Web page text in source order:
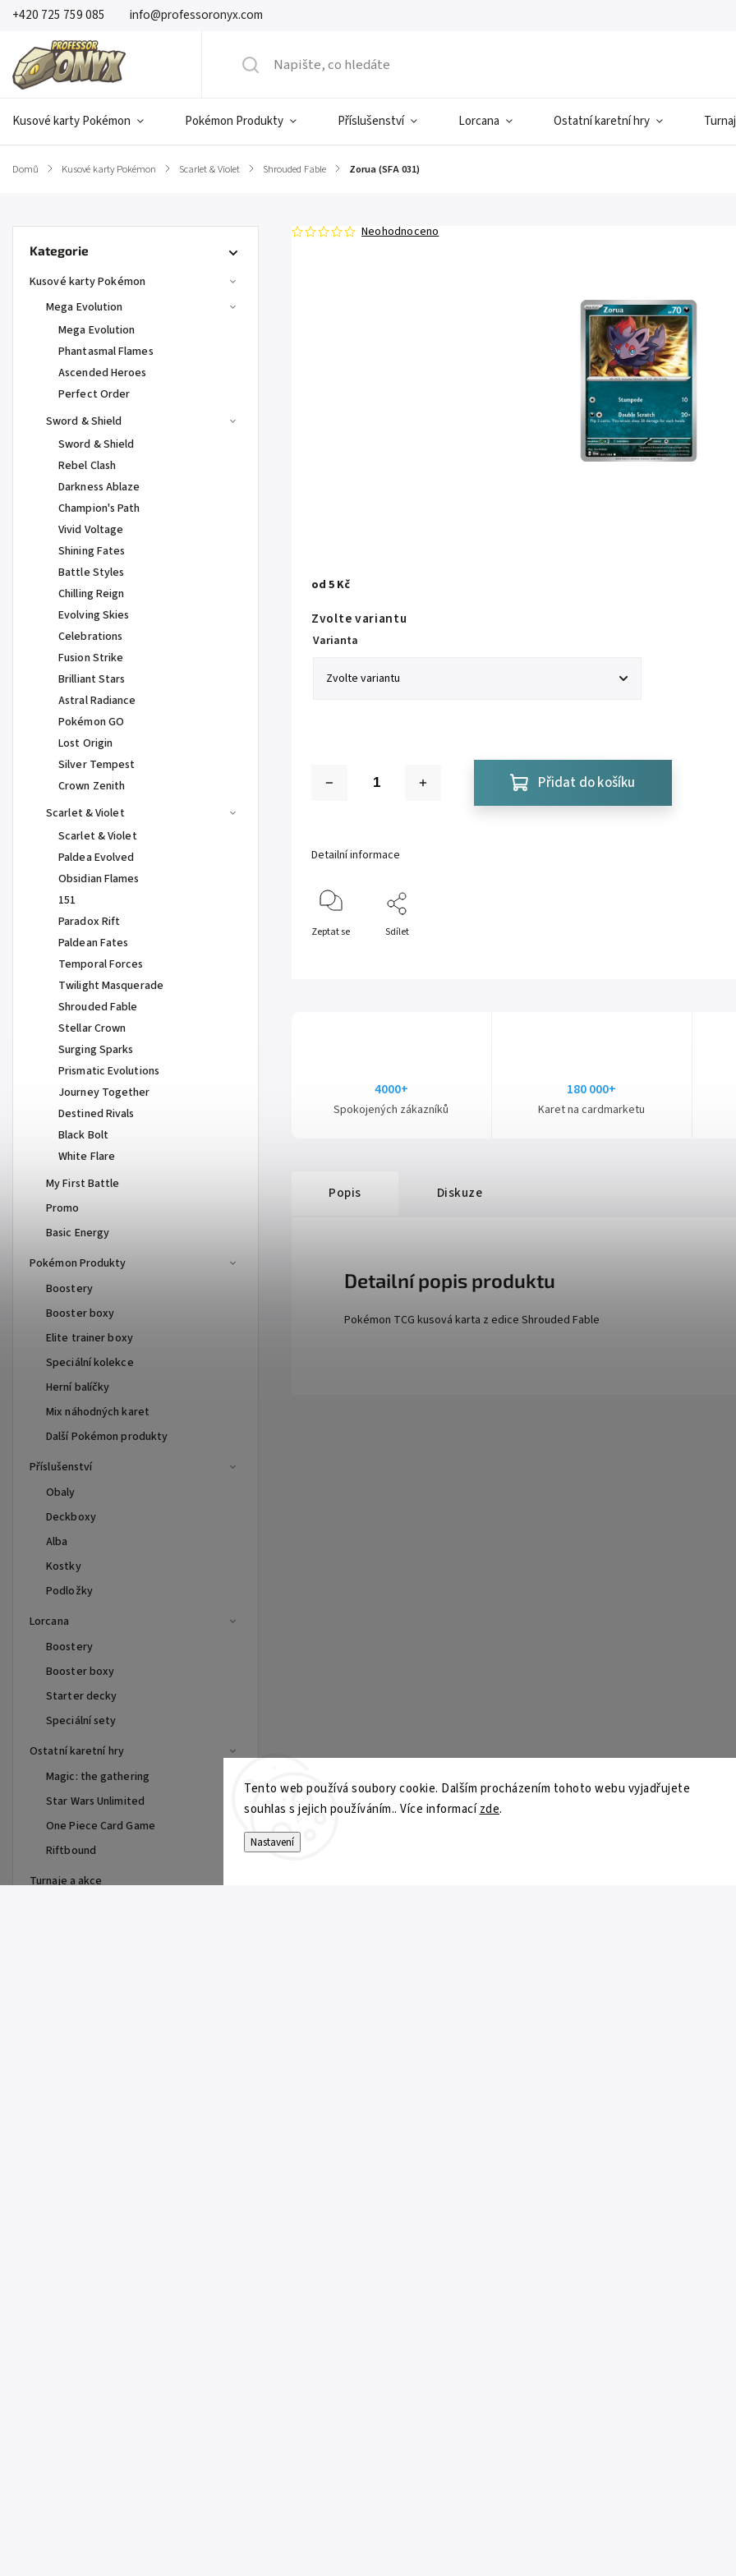
Tento web používá soubory cookie. Dalším procházením tohoto webu vyjadřujete
souhlas s jejich používáním.. Více informacízde.
Nastavení
+420 725 759 085 info@professoronyx.com
Kusové karty Pokémon Pokémon Produkty Příslušenství Lorcana Ostatní karetní hry
Domů / Kusové karty Pokémon / Scarlet & Violet / Shrouded Fable / Zorua (SFA 031)
Kategorie
Kusové karty Pokémon
Mega Evolution
Mega Evolution
Phantasmal Flames
Ascended Heroes
Perfect Order
Sword & Shield
Sword & Shield
Rebel Clash
Darkness Ablaze
Champion's Path
Vivid Voltage
Shining Fates
Battle Styles
Chilling Reign
Evolving Skies
Celebrations
Fusion Strike
Brilliant Stars
Astral Radiance
Pokémon GO
Lost Origin
Silver Tempest
Crown Zenith
Scarlet & Violet
Scarlet & Violet
Paldea Evolved
Obsidian Flames
151
Paradox Rift
Paldean Fates
Temporal Forces
Twilight Masquerade
Shrouded Fable
Stellar Crown
Surging Sparks
Prismatic Evolutions
Journey Together
Destined Rivals
Black Bolt
White Flare
My First Battle
Promo
Basic Energy
Pokémon Produkty
Boostery
Booster boxy
Elite trainer boxy
Speciální kolekce
Herní balíčky
Mix náhodných karet
Další Pokémon produkty
Příslušenství
Obaly
Deckboxy
Alba
Kostky
Podložky
Lorcana
Boostery
Booster boxy
Starter decky
Speciální sety
Ostatní karetní hry
Magic: the gathering
Star Wars Unlimited
One Piece Card Game
Riftbound
Turnaje a akce
Neohodnoceno
od 5 Kč
Zvolte variantu
Varianta
Přidat do košíku
Detailní informace
Zeptat se Sdílet
4000+
Spokojených zákazníků
180 000+
Karet na cardmarketu
Popis Diskuze
Detailní popis produktu
Pokémon TCG kusová karta z edice Shrouded Fable